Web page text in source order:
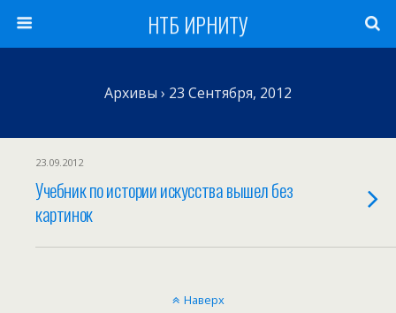
НТБ ИРНИТУ
Архивы › 23 Сентября, 2012
23.09.2012
Учебник по истории искусства вышел без
картинок
Наверх